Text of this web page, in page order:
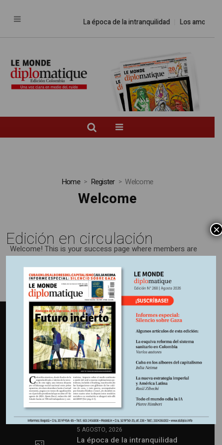
La época de la intranquilidad Los amos del
Home Register Welcome
Welcome
Welcome! This is your success page where members are
Últimas publicaciones
Latest
Comments
5 AGOSTO, 2026
La época de la intranquilidad
Edición en circulación ×